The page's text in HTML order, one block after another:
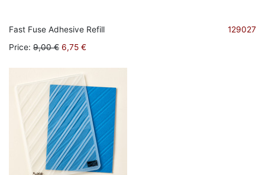
Fast Fuse Adhesive Refill
129027
Price: 9,00 € 6,75 €